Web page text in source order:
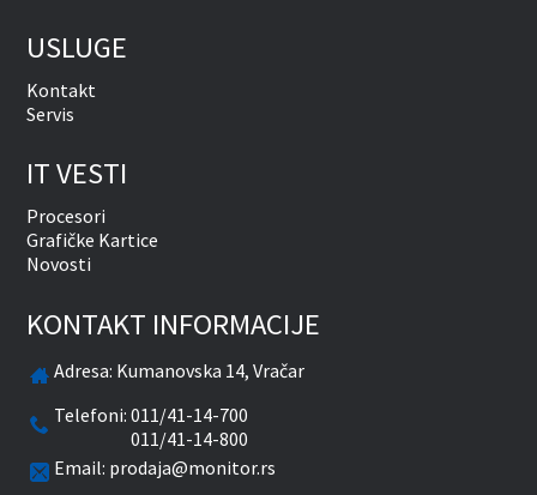
USLUGE
Kontakt
Servis
IT VESTI
Procesori
Grafičke Kartice
Novosti
KONTAKT INFORMACIJE
Adresa: Kumanovska 14, Vračar
Telefoni:011/41-14-700
011/41-14-800
Email: prodaja@monitor.rs